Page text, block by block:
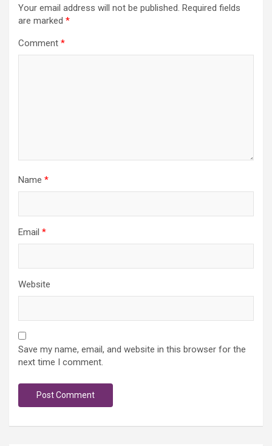
Your email address will not be published. Required fields
are marked *
Comment *
Name *
Email *
Website
Save my name, email, and website in this browser for the
next time I comment.